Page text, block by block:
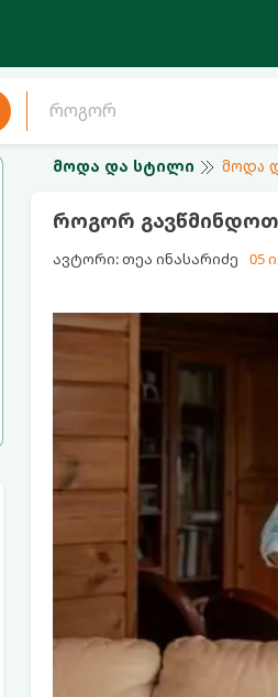
მოდა და სტილი მოდა
როგორ გავწმინდოთ
ავტორი: თეა ინასარიძე 05